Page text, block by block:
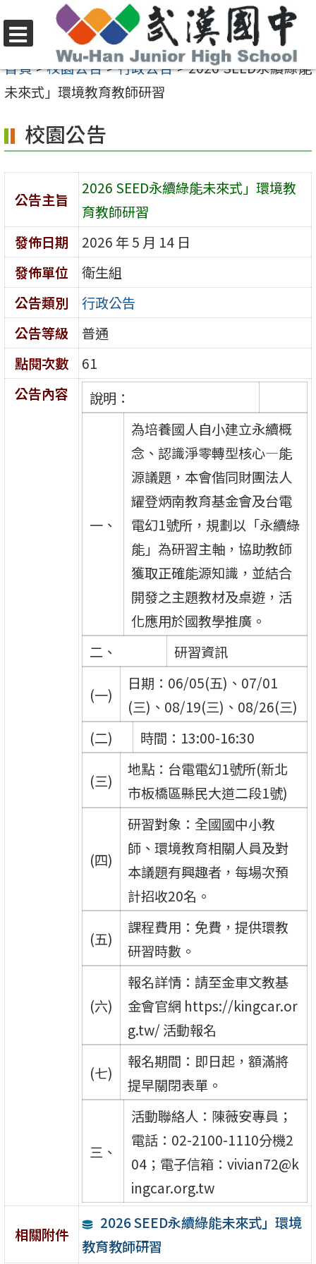
至
要
容
區
選
單
首頁>校園公告>行政公告>2026 SEED永續綠能
未來式」環境教育教師研習
校園公告
公告主旨
2026 SEED永續綠能未來式」環境教
育教師研習
發佈日期
2026 年 5 月 14 日
發佈單位
衛生組
公告類別
行政公告
公告等級
普通
點閱次數
61
公告內容
說明：
一、
為培養國人自小建立永續概
念、認識淨零轉型核心—能
源議題，本會偕同財團法人
耀登炳南教育基金會及台電
電幻1號所，規劃以「永續綠
能」為研習主軸，協助教師
獲取正確能源知識，並結合
開發之主題教材及桌遊，活
化應用於國教學推廣。
二、
研習資訊
(一)
日期：06/05(五)、07/01
(三)、08/19(三)、08/26(三)
(二)
時間：13:00-16:30
(三)
地點：台電電幻1號所(新北
市板橋區縣民大道二段1號)
(四)
研習對象：全國國中小教
師、環境教育相關人員及對
本議題有興趣者，每場次預
計招收20名。
(五)
課程費用：免費，提供環教
研習時數。
(六)
報名詳情：請至金車文教基
金會官網 https://kingcar.or
g.tw/ 活動報名
(七)
報名期間：即日起，額滿將
提早關閉表單。
三、
活動聯絡人：陳薇安專員；
電話：02-2100-1110分機2
04；電子信箱：vivian72@k
ingcar.org.tw
相關附件
2026 SEED永續綠能未來式」環境
教育教師研習